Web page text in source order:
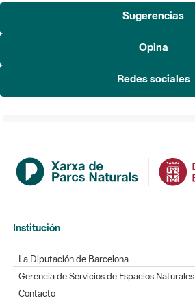
Sugerencias
Opina
Redes sociales
Institución
La Diputación de Barcelona
Gerencia de Servicios de Espacios Naturales
Contacto